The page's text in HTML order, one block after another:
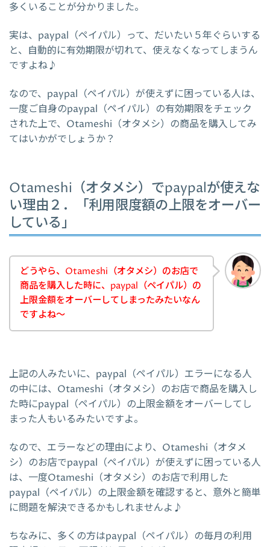
多くいることが分かりました。
実は、paypal（ペイパル）って、だいたい５年ぐらいする
と、自動的に有効期限が切れて、使えなくなってしまうん
ですよね♪
なので、paypal（ペイパル）が使えずに困っている人は、
一度ご自身のpaypal（ペイパル）の有効期限をチェック
された上で、Otameshi（オタメシ）の商品を購入してみ
てはいかがでしょうか？
Otameshi（オタメシ）でpaypalが使えな
い理由２．「利用限度額の上限をオーバー
している」
どうやら、Otameshi（オタメシ）のお店で
商品を購入した時に、paypal（ペイパル）の
上限金額をオーバーしてしまったみたいなん
ですよね～
上記の人みたいに、paypal（ペイパル）エラーになる人
の中には、Otameshi（オタメシ）のお店で商品を購入し
た時にpaypal（ペイパル）の上限金額をオーバーしてし
まった人もいるみたいですよ。
なので、エラーなどの理由により、Otameshi（オタメ
シ）のお店でpaypal（ペイパル）が使えずに困っている人
は、一度Otameshi（オタメシ）のお店で利用した
paypal（ペイパル）の上限金額を確認すると、意外と簡単
に問題を解決できるかもしれませんよ♪
ちなみに、多くの方はpaypal（ペイパル）の毎月の利用